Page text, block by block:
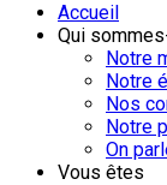
Accueil
Qui
Notre
Notre
Nos
Notre
On
Vous êtes